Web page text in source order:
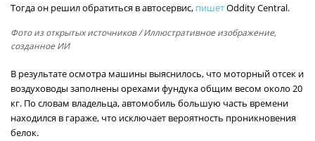
Тогда он решил обратиться в автосервис, пишетOddity Central.
Фото из открытых источников/ Иллюстративное изображение,
созданное ИИ
В результате осмотра машины выяснилось, что моторный отсек и
воздуховоды заполнены орехами фундука общим весом около 20
кг. По словам владельца, автомобиль большую часть времени
находился в гараже, что исключает вероятность проникновения
белок.